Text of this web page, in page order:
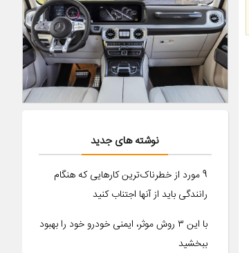
نوشته های جدید
9 مورد از خطرناک‌ترین کارهایی که هنگام
رانندگی باید از آنها اجتناب کنید
با این ۳ روش موثر، ایمنی خودرو خود را بهبود
ببخشید